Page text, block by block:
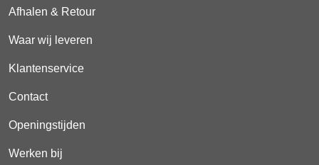
Afhalen & Retour
Waar wij leveren
Klantenservice
Contact
Openingstijden
Werken bij